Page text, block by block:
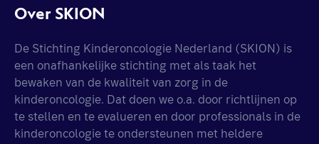
Over SKION
De Stichting Kinderoncologie Nederland (SKION) is
een onafhankelijke stichting met als taak het
bewaken van de kwaliteit van zorg in de
kinderoncologie. Dat doen we o.a. door richtlijnen op
te stellen en te evalueren en door professionals in de
kinderoncologie te ondersteunen met heldere